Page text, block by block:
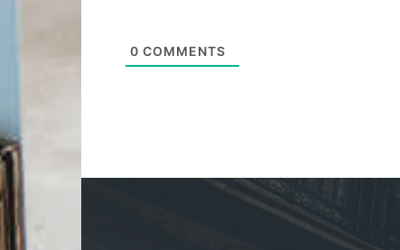
0 COMMENTS